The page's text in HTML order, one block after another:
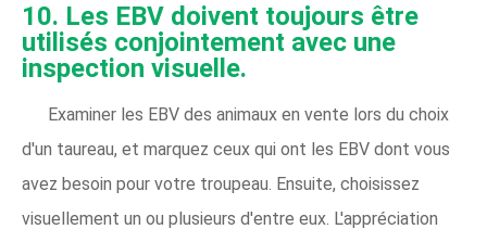
10. Les EBV doivent toujours être
utilisés conjointement avec une
inspection visuelle.
Examiner les EBV des animaux en vente lors du choix
d'un taureau, et marquez ceux qui ont les EBV dont vous
avez besoin pour votre troupeau. Ensuite, choisissez
visuellement un ou plusieurs d'entre eux. L'appréciation